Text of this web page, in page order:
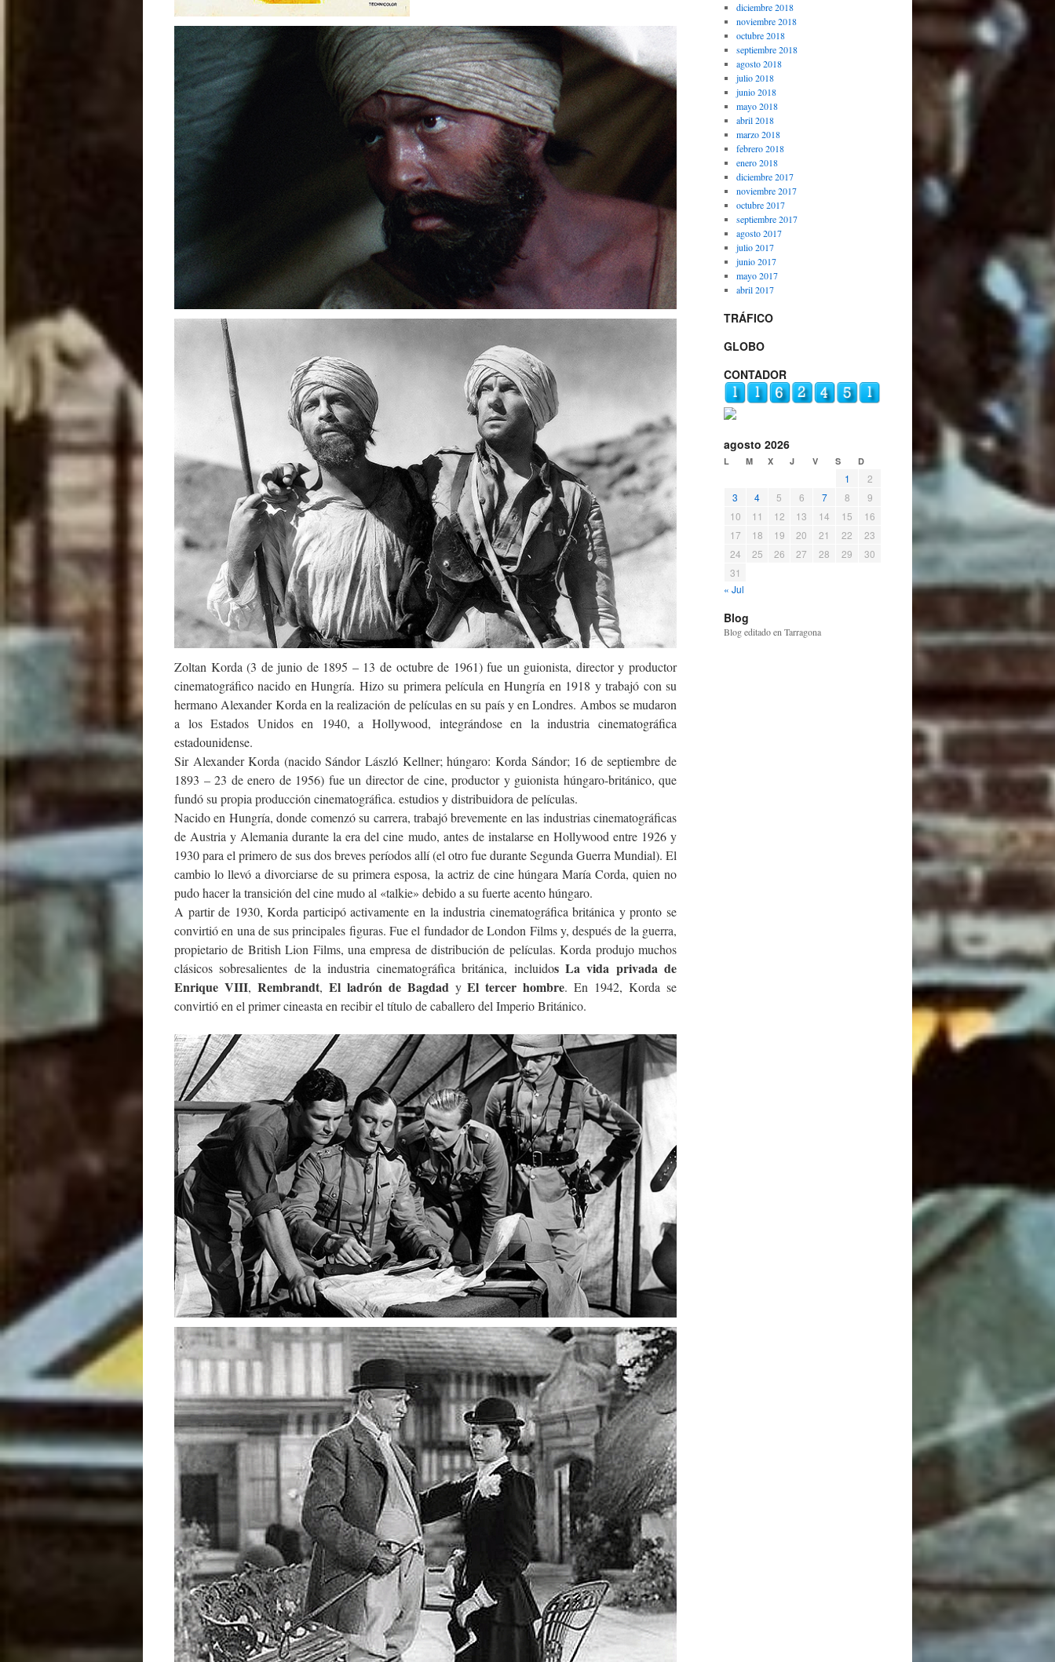
Zoltan Korda (3 de junio de 1895 – 13 de octubre de 1961) fue un guionista, director y productor
cinematográfico nacido en Hungría. Hizo su primera película en Hungría en 1918 y trabajó con su
hermano Alexander Korda en la realización de películas en su país y en Londres. Ambos se mudaron
a los Estados Unidos en 1940, a Hollywood, integrándose en la industria cinematográfica
estadounidense.
Sir Alexander Korda (nacido Sándor László Kellner; húngaro: Korda Sándor; 16 de septiembre de
1893 – 23 de enero de 1956) fue un director de cine, productor y guionista húngaro-británico, que
fundó su propia producción cinematográfica. estudios y distribuidora de películas.
Nacido en Hungría, donde comenzó su carrera, trabajó brevemente en las industrias cinematográficas
de Austria y Alemania durante la era del cine mudo, antes de instalarse en Hollywood entre 1926 y
1930 para el primero de sus dos breves períodos allí (el otro fue durante Segunda Guerra Mundial). El
cambio lo llevó a divorciarse de su primera esposa, la actriz de cine húngara María Corda, quien no
pudo hacer la transición del cine mudo al «talkie» debido a su fuerte acento húngaro.
A partir de 1930, Korda participó activamente en la industria cinematográfica británica y pronto se
convirtió en una de sus principales figuras. Fue el fundador de London Films y, después de la guerra,
propietario de British Lion Films, una empresa de distribución de películas. Korda produjo muchos
clásicos sobresalientes de la industria cinematográfica británica, incluidos La vida privada de
Enrique VIII, Rembrandt, El ladrón de BagdadyEl tercer hombre. En 1942, Korda se
convirtió en el primer cineasta en recibir el título de caballero del Imperio Británico.
diciembre 2018
noviembre 2018
octubre 2018
septiembre 2018
agosto 2018
julio 2018
junio 2018
mayo 2018
abril 2018
marzo 2018
febrero 2018
enero 2018
diciembre 2017
noviembre 2017
octubre 2017
septiembre 2017
agosto 2017
julio 2017
junio 2017
mayo 2017
abril 2017
TRÁFICO
GLOBO
CONTADOR
agosto 2026
L M X J V S D
1
2
3
4 5 6 7 8
9
10
11 12 13 14 15
16
17
18 19 20 21 22
23
24
25 26 27 28 29
30
31
« Jul
Blog
Blog editado en Tarragona